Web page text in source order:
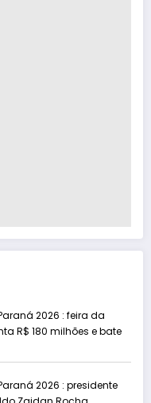
2026 : feira da
R$ 180 milhões e bate
2026 : presidente